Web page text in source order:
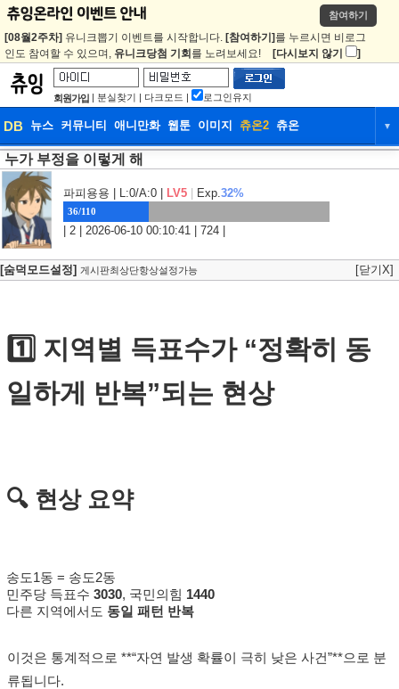
참여하기
[08월2주차] 유니크뽑기 이벤트를 시작합니다. [참여하기] 를 누르시면 비로그
인도 참여할 수 있으며, 유니크당첨 기회 를 노려보세요! [다시보지 않기 ]
회원가입 | 분실찾기 | 다크모드 | 로그인유지
DB 뉴스 커뮤니티 애니만화 웹툰 이미지 츄온2 츄온 ▼
DB
웹툰 이미지 츄온2
누가 부정을 이렇게 해
파피용용 | L:0/A:0 | LV5 Exp.32%
36/110
| 2 | 2026-06-10 00:10:41 | 724 |
[숨덕모드설정] 게시판최상단항상설정가능 [닫기X]
1️⃣ 지역별 득표수가 “정확히 동
일하게 반복”되는 현상
🔍 현상 요약
송도1동 = 송도2동
민주당 득표수 3030, 국민의힘 1440
다른 지역에서도 동일 패턴 반복
이것은 통계적으로 **“자연 발생 확률이 극히 낮은 사건”**으로 분
류됩니다.